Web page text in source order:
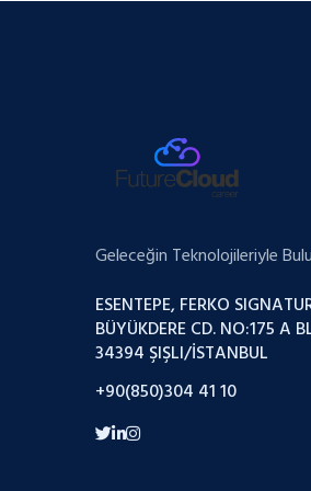
Geleceğin Teknolojileriyle
ESENTEPE, FERKO
BÜYÜKDERE CD. NO:175 A
34394 ŞIŞLI/İSTANBUL
+90(850)304 41 10